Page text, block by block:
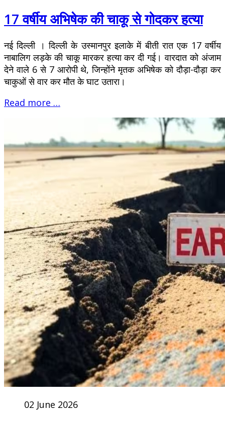
17 वर्षीय अभिषेक की चाकू से गोदकर हत्या
नई दिल्ली । दिल्ली के उस्मानपुर इलाके में बीती रात एक 17 वर्षीय
नाबालिग लड़के की चाकू मारकर हत्या कर दी गई। वारदात को अंजाम
देने वाले 6 से 7 आरोपी थे, जिन्होंने मृतक अभिषेक को दौड़ा-दौड़ा कर
चाकुओं से वार कर मौत के घाट उतारा।
Read more …
02 June 2026